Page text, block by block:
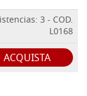
3 - COD.
L0168
ACQUISTA